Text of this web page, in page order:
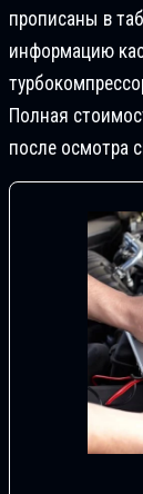
прописаны в
информацию
Полная
после осмотра